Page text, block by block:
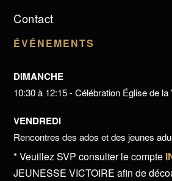
Contact
ÉVÉNEMENTS
DIMANCHE
10:30 à 12:15 - Célébration Église de la
VENDREDI
Rencontres des ados et des jeunes
* Veuillez SVP consulter le compte
JEUNESSE VICTOIRE afin de